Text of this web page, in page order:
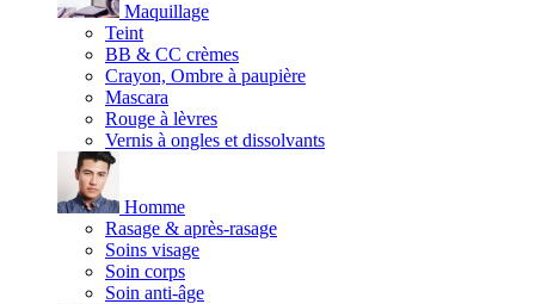
Maquillage
Teint
BB & CC crèmes
Crayon, Ombre à paupière
Mascara
Rouge à lèvres
Vernis à ongles et dissolvants
Homme
Rasage & après-rasage
Soins visage
Soin corps
Soin anti-âge